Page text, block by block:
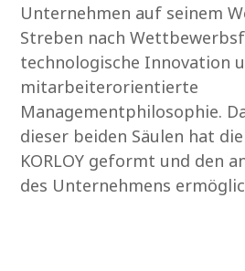
Unternehmen auf seinem
Streben nach
technologische Innovation
mitarbeiterorientierte
Managementphilosophie.
dieser beiden Säulen hat
KORLOY geformt und den
des Unternehmens